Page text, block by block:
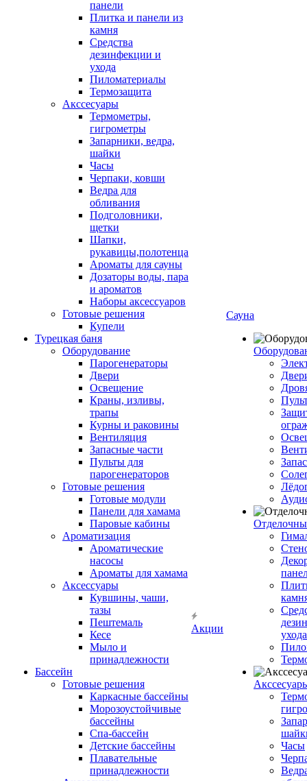
панели
Плитка и панели из
камня
Средства
дезинфекции и
ухода
Пиломатериалы
Термозащита
Аксcесуары
Термометры,
гигрометры
Запарники, ведра,
шайки
Часы
Черпаки, ковши
Ведра для
обливания
Подголовники,
щетки
Шапки,
рукавицы,полотенца
Ароматы для сауны
Дозаторы воды, пара
и ароматов
Наборы аксессуаров
Готовые решения
Купели
Турецкая баня
Оборудование
Парогенераторы
Двери
Освещение
Краны, изливы,
трапы
Курны и раковины
Вентиляция
Запасные части
Пульты для
парогенераторов
Готовые решения
Готовые модули
Панели для хамама
Паровые кабины
Ароматизация
Ароматические
насосы
Ароматы для хамама
Аксессуары
Кувшины, чаши,
тазы
Пештемаль
Кесе
Мыло и
принадлежности
Бассейн
Готовые решения
Каркасные бассейны
Морозоустойчивые
бассейны
Спа-бассейн
Детские бассейны
Плавательные
принадлежности
Акции
Сауна
ухода
Часы